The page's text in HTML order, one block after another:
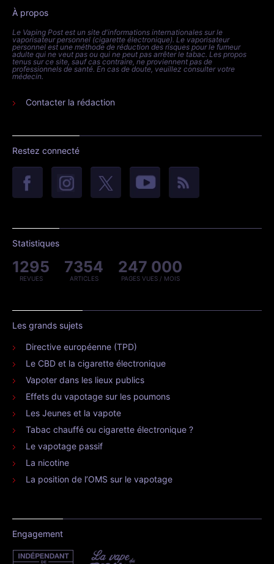
À propos
Le Vaping Post est un site d'informations internationales sur le
vaporisateur personnel (cigarette électronique). Le vaporisateur
personnel est une méthode de réduction des risques pour le fumeur
adulte qui ne veut pas ou qui ne peut pas arrêter le tabac. Les propos
tenus sur ce site, sauf cas contraire, ne proviennent pas de
professionnels de santé. En cas de doute, veuillez consulter votre
médecin.
Contacter la rédaction
Restez connecté
Statistiques
1295
REVUES
7354
ARTICLES
247 000
PAGES VUES / MOIS
Les grands sujets
Directive européenne (TPD)
Le CBD et la cigarette électronique
Vapoter dans les lieux publics
Effets du vapotage sur les poumons
Les Jeunes et la vapote
Tabac chauffé ou cigarette électronique ?
Le vapotage passif
La nicotine
La position de l’OMS sur le vapotage
Engagement